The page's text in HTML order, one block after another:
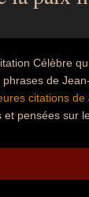
Célèbre
de
citations
pensées sur